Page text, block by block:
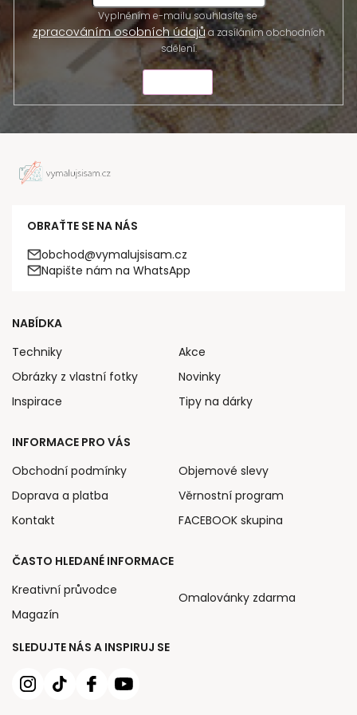
Vyplněním e-mailu souhlasíte se
zpracováním osobních údajůa zasíláním obchodních
sdělení.
OBRAŤTE SE NA NÁS
obchod@vymalujsisam.cz
Napište nám na WhatsApp
SLEDUJTE NÁS A INSPIRUJ SE
NABÍDKA
Techniky
Obrázky z vlastní fotky
Inspirace
Akce
Novinky
Tipy na dárky
INFORMACE PRO VÁS
Obchodní podmínky
Doprava a platba
Kontakt
Objemové slevy
Věrnostní program
FACEBOOK skupina
ČASTO HLEDANÉ INFORMACE
Kreativní průvodce
Magazín
Omalovánky zdarma